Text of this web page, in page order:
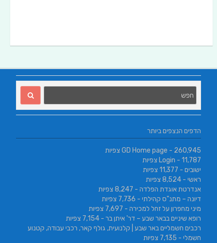
הדפים הנצפים ביותר
GD Home page - 260,945 צפיות
Login - 11,787 צפיות
ישובים - 11,377 צפיות
ראשי - 8,524 צפיות
אנדרטת אוגדת הפלדה - 8,247 צפיות
דיונה – מתנ"ס קהילתי - 7,736 צפיות
מיני מחפרון על זחל למכירה - 7,697 צפיות
רופא שיניים בבאר שבע – דר' איתן בר - 7,154 צפיות
רכבים חשמליים באר שבע | קלנועית, גולף קאר, רכבי עבודה, קטנוע
חשמלי - 7,135 צפיות